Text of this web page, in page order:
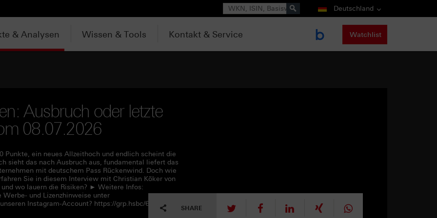
Suche Deutschland
& Analysen Wissen & Tools Kontakt & Service Watchlist
Ausbruch oder letzte
08.07.2026
Punkte, ein neues Allzeithoch und endlich scheint die
sieht das nach Ausbruch aus, fundamental liefert das
mit deutschem Pass Rückenwind. Doch wie
Sie in diesem Interview mit Christian Köker von
wo lauern die Risiken? ► Weitere Infos:
und Lizenzhinweise unter
Instagram-Account? https://grp.hsbc/6050q4HQC
SHARE tweet mitteilen